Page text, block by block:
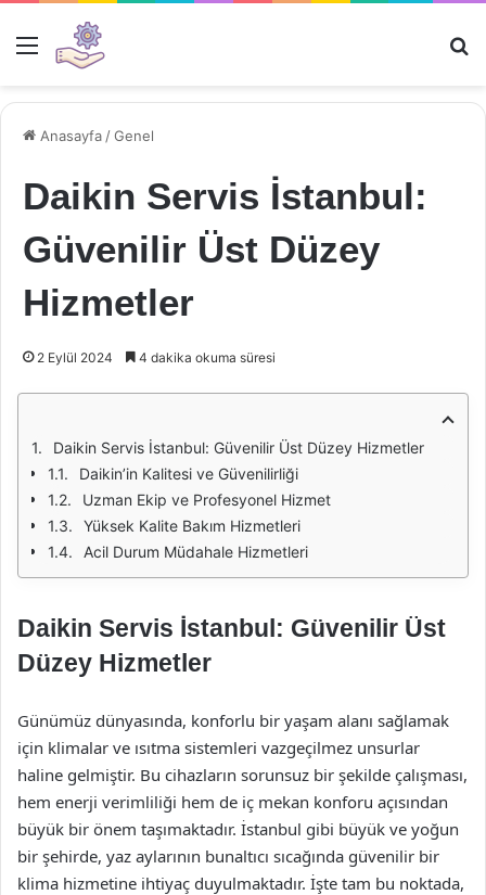
Menü
Anasayfa /Genel
Daikin Servis İstanbul:
Güvenilir Üst Düzey
Hizmetler
2 Eylül 2024 4 dakika okuma süresi
Daikin Servis İstanbul: Güvenilir Üst Düzey Hizmetler
Daikin’in Kalitesi ve Güvenilirliği
Uzman Ekip ve Profesyonel Hizmet
Yüksek Kalite Bakım Hizmetleri
Acil Durum Müdahale Hizmetleri
Daikin Servis İstanbul: Güvenilir Üst
Düzey Hizmetler
Günümüz dünyasında, konforlu bir yaşam alanı sağlamak
için klimalar ve ısıtma sistemleri vazgeçilmez unsurlar
haline gelmiştir. Bu cihazların sorunsuz bir şekilde çalışması,
hem enerji verimliliği hem de iç mekan konforu açısından
büyük bir önem taşımaktadır. İstanbul gibi büyük ve yoğun
bir şehirde, yaz aylarının bunaltıcı sıcağında güvenilir bir
klima hizmetine ihtiyaç duyulmaktadır. İşte tam bu noktada,